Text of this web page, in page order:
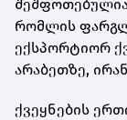
რომლის
ექსპორტიორ
არაბეთზე,
ქვეყნების